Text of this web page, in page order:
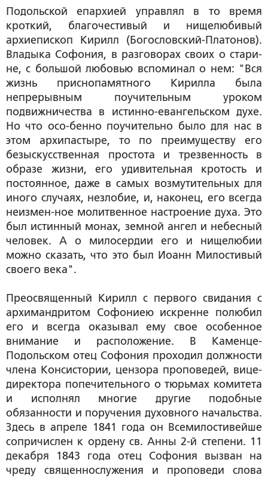
Подольской епархией управлял в то время
кроткий, благочестивый и нищелюбивый
архиепископ Кирилл (Богословский-Платонов).
Владыка Софония, в разговорах своих о стари-
не, с большой любовью вспоминал о нем: "Вся
жизнь приснопамятного Кирилла была
непрерывным поучительным уроком
подвижничества в истинно-евангельском духе.
Но что осо-бенно поучительно было для нас в
этом архипастыре, то по преимуществу его
безыскусственная простота и трезвенность в
образе жизни, его удивительная кротость и
постоянное, даже в самых возмутительных для
иного случаях, незлобие, и, наконец, его всегда
неизмен-ное молитвенное настроение духа. Это
был истинный монах, земной ангел и небесный
человек. А о милосердии его и нищелюбии
можно сказать, что это был Иоанн Милостивый
своего века".
Преосвященный Кирилл с первого свидания с
архимандритом Софониею искренне полюбил
его и всегда оказывал ему свое особенное
внимание и расположение. В Каменце-
Подольском отец Софония проходил должности
члена Консистории, цензора проповедей, вице-
директора попечительного о тюрьмах комитета
и исполнял многие другие подобные
обязанности и поручения духовного начальства.
Здесь в апреле 1841 года он Всемилостивейше
сопричислен к ордену св. Анны 2-й степени. 11
декабря 1843 года отец Софония вызван на
чреду священнослужения и проповеди слова